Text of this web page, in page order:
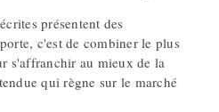
présentent des
c'est de combiner le plus
s'affranchir au mieux de la
qui règne sur le marché